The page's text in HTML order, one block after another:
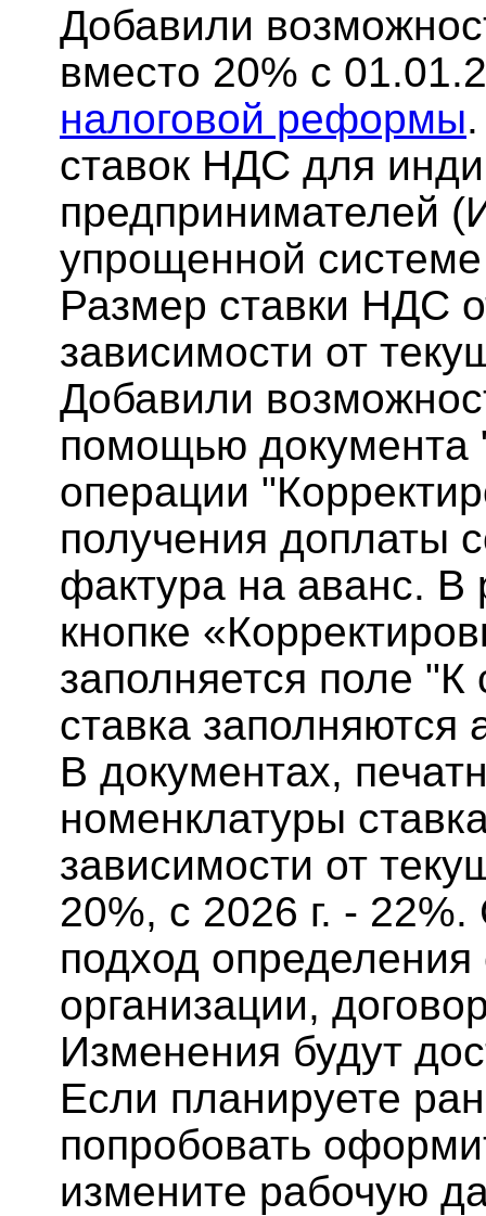
Добавили
вместо 20% с
налоговой реформы
ставок НДС для
предпринимателей
упрощенной
Размер ставки НДС
зависимости от
Добавили
помощью документа
операции
получения доплаты
фактура на аванс.
кнопке
заполняется поле
ставка заполняются
В документах,
номенклатуры
зависимости от
20%, с 2026 г. -
подход
организации,
Изменения будут
Если планируете
попробовать
измените рабочую